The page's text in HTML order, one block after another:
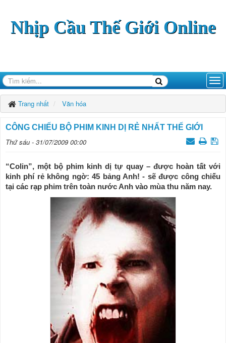
Nhịp Cầu Thế Giới Online
Trang nhất Văn hóa
CÔNG CHIẾU BỘ PHIM KINH DỊ RẺ NHẤT THẾ GIỚI
Thứ sáu - 31/07/2009 00:00
“Colin”, một bộ phim kinh dị tự quay – được hoàn tất với
kinh phí rẻ không ngờ: 45 bảng Anh! - sẽ được công chiếu
tại các rạp phim trên toàn nước Anh vào mùa thu năm nay.